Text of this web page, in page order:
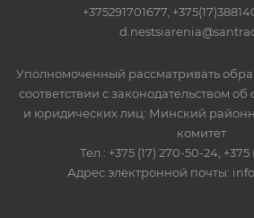
+375291701677,
Уполномоченный рассматривать
соответствии с законодательством
и юридических лиц: Минский
комитет
Тел.: +375 (17) 270-50-24, +375
Адрес электронной почты: